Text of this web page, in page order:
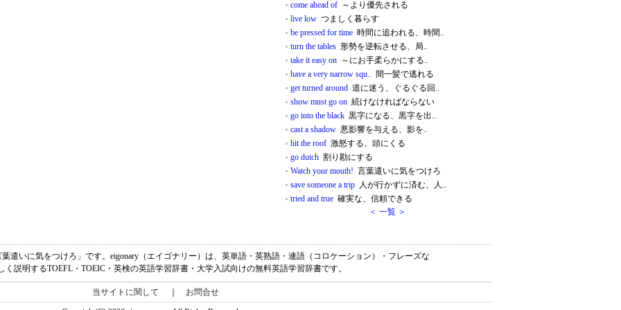
come ahead of ～より優先される
live low つましく暮らす
be pressed for time 時間に追われる、時間..
turn the tables 形勢を逆転させる、局..
take it easy on ～にお手柔らかにする..
have a very narrow squ.. 間一髪で逃れる
get turned around 道に迷う、ぐるぐる回..
show must go on 続けなければならない
go into the black 黒字になる、黒字を出..
cast a shadow 悪影響を与える、影を..
hit the roof 激怒する、頭にくる
go dutch 割り勘にする
Watch your mouth! 言葉遣いに気をつけろ
save someone a trip 人が行かずに済む、人..
tried and true 確実な、信頼できる
＜ 一覧 ＞
葉遣いに気をつけろ」です。eigonary（エイゴナリー）は、英単語・英熟語・連語（コロケーション）・フレーズな
く説明するTOEFL・TOEIC・英検の英語学習辞書・大学入試向けの無料英語学習辞書です。
当サイトに関して お問合せ